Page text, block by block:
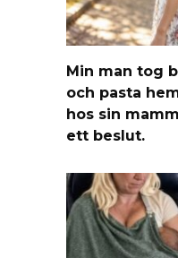
Min man tog
och pasta
hos sin
ett beslut.